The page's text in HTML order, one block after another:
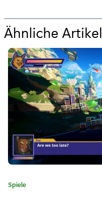
Ähnliche Artikel
K
Spiele